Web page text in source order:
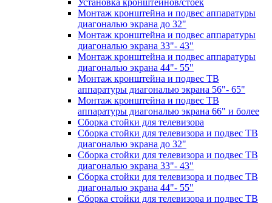
Установка кронштейнов/стоек
Монтаж кронштейна и подвес аппаратуры
диагональю экрана до 32"
Монтаж кронштейна и подвес аппаратуры
диагональю экрана 33"- 43"
Монтаж кронштейна и подвес аппаратуры
диагональю экрана 44"- 55"
Монтаж кронштейна и подвес ТВ
аппаратуры диагональю экрана 56"- 65"
Монтаж кронштейна и подвес ТВ
аппаратуры диагональю экрана 66" и более
Сборка стойки для телевизора
Сборка стойки для телевизора и подвес ТВ
диагональю экрана до 32"
Сборка стойки для телевизора и подвес ТВ
диагональю экрана 33"- 43"
Сборка стойки для телевизора и подвес ТВ
диагональю экрана 44"- 55"
Сборка стойки для телевизора и подвес ТВ